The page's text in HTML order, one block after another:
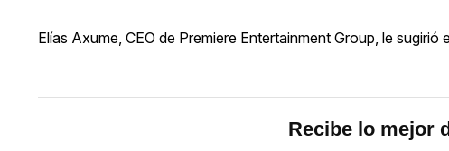
Elías Axume, CEO de Premiere Entertainment Group, le
Recibe lo mejor